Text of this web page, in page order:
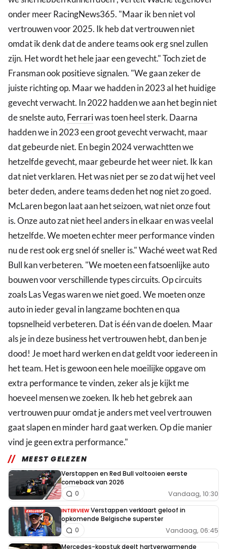
onder meer RacingNews365. "Maar ik ben niet vol
vertrouwen voor 2025. Ik heb dat vertrouwen niet
omdat ik denk dat de andere teams ook erg snel zullen
zijn. Het wordt het hele jaar een gevecht." Toch ziet de
Fransman ook positieve signalen. "We gaan zeker de
juiste richting op. Maar we hadden in 2023 al het huidige
gevecht verwacht. In 2022 hadden we aan het begin niet
de snelste auto, Ferrariwas toen heel sterk. Daarna
hadden we in 2023 een groot gevecht verwacht, maar
dat gebeurde niet. En begin 2024 verwachtten we
hetzelfde gevecht, maar gebeurde het weer niet. Ik kan
dat niet verklaren. Het was niet per se zo dat wij het veel
beter deden, andere teams deden het nog niet zo goed.
McLaren begon laat aan het seizoen, wat niet onze fout
is. Onze auto zat niet heel anders in elkaar en was veelal
hetzelfde. We moeten echter meer performance vinden
nu de rest ook erg snel óf sneller is." Waché weet wat Red
Bull kan verbeteren. "We moeten een fatsoenlijke auto
bouwen voor verschillende types circuits. Op circuits
zoals Las Vegas waren we niet goed. We moeten onze
auto in ieder geval in langzame bochten en qua
topsnelheid verbeteren. Dat is één van de doelen. Maar
als je in deze business het vertrouwen hebt, dan ben je
dood! Je moet hard werken en dat geldt voor iedereen in
het team. Het is gewoon een hele moeilijke opgave om
extra performance te vinden, zeker als je kijkt me
hoeveel mensen we zoeken. Ik heb het gebrek aan
vertrouwen puur omdat je anders met veel vertrouwen
gaat slapen en minder hard gaat werken. Op die manier
vind je geen extra performance."
MEEST GELEZEN
Verstappen en Red Bull voltooien eerste
comeback van 2026
Vandaag, 10:30
0
INTERVIEW Verstappen verklaart geloof in
opkomende Belgische superster
Vandaag, 06:45
0
Mercedes-kopstuk deelt hartverwarmende